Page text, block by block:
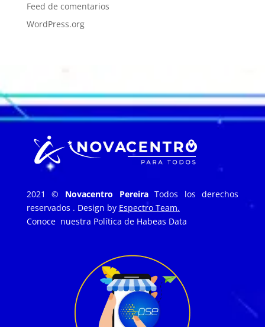
Feed de comentarios
WordPress.org
2021 © Novacentro PereiraTodos los derechos
reservados . Design by Espectro Team.
Conoce nuestra Política de Habeas Data